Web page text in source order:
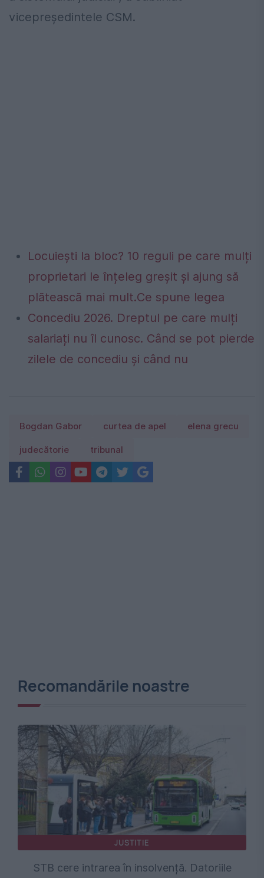
vicepreşedintele CSM.
Locuiești la bloc? 10 reguli pe care mulți
proprietari le înțeleg greșit și ajung să
plătească mai mult.Ce spune legea
Concediu 2026. Dreptul pe care mulți
salariați nu îl cunosc. Când se pot pierde
zilele de concediu și când nu
Bogdan Gabor curtea de apel elena grecu
judecătorie tribunal
Recomandările noastre
JUSTITIE
STB cere intrarea în insolvență. Datoriile